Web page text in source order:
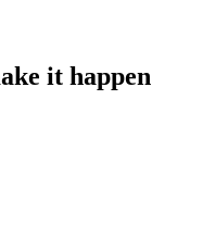
it happen